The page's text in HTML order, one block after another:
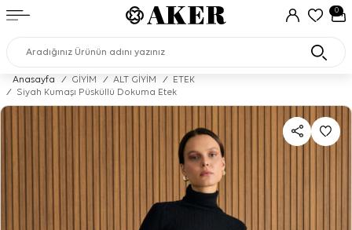
0
Anasayfa / GİYİM / ALT GİYİM /
ETEK
/
Siyah Kumaşı Püsküllü Dokuma Etek